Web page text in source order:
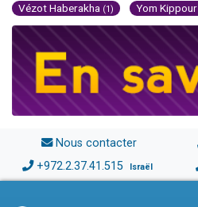
Vézot Haberakha (1) Yom Kippour
Nous contacter
+972.2.37.41.515 Israël